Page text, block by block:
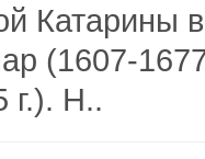
Катарины
(1607-
г.). Н..